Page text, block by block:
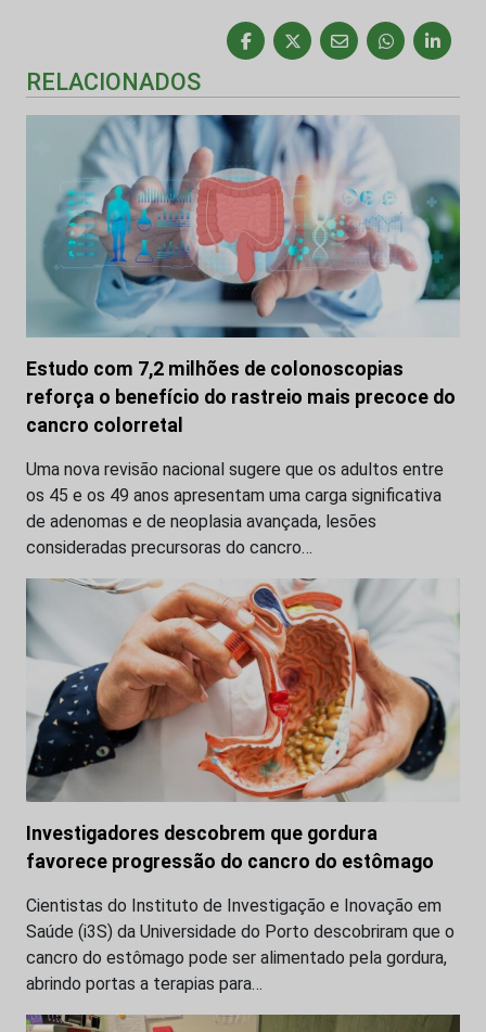
RELACIONADOS
Estudo com 7,2 milhões de colonoscopias
reforça o benefício do rastreio mais precoce do
cancro colorretal
Uma nova revisão nacional sugere que os adultos entre
os 45 e os 49 anos apresentam uma carga significativa
de adenomas e de neoplasia avançada, lesões
consideradas precursoras do cancro…
Investigadores descobrem que gordura
favorece progressão do cancro do estômago
Cientistas do Instituto de Investigação e Inovação em
Saúde (i3S) da Universidade do Porto descobriram que o
cancro do estômago pode ser alimentado pela gordura,
abrindo portas a terapias para…